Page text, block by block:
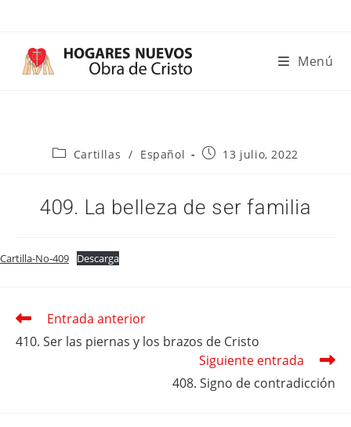
contenido
Menú
Categoría
entrada:
Cartillas / Español
Publicación
entrada:
13 julio, 2022
409. La belleza de ser familia
Cartilla-No-409 Descarga
Leer
artículos
Entrada anterior
410. Ser las piernas y los brazos de Cristo
Siguiente entrada
408. Signo de contradicción